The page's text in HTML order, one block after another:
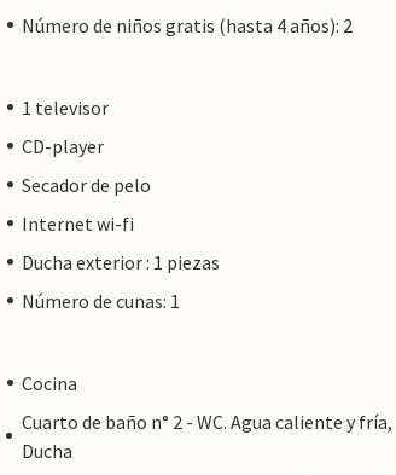
Número de niños gratis (hasta 4 años): 2
1 televisor
CD-player
Secador de pelo
Internet wi-fi
Ducha exterior : 1 piezas
Número de cunas: 1
Cocina
Cuarto de baño n° 2 - WC. Agua caliente y fría,
Ducha